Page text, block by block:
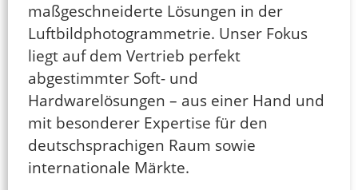
maßgeschneiderte Lösungen in der
Luftbildphotogrammetrie. Unser Fokus
liegt auf dem Vertrieb perfekt
abgestimmter Soft- und
Hardwarelösungen – aus einer Hand und
mit besonderer Expertise für den
deutschsprachigen Raum sowie
internationale Märkte.